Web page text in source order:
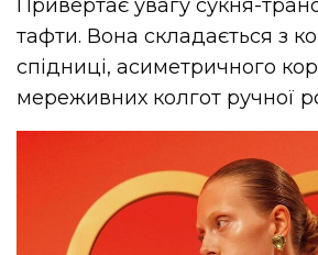
Привертає увагу сукня-
тафти. Вона складається з
спідниці, асиметричного
мереживних колгот ручної